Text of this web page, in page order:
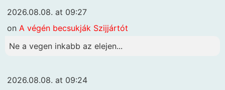
2026.08.08. at 09:27
on A végén becsukják Szijjártót
Ne a vegen inkabb az elejen...
2026.08.08. at 09:24